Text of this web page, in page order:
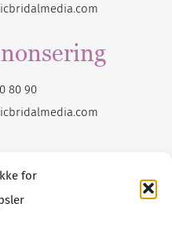
for
80 90
.com